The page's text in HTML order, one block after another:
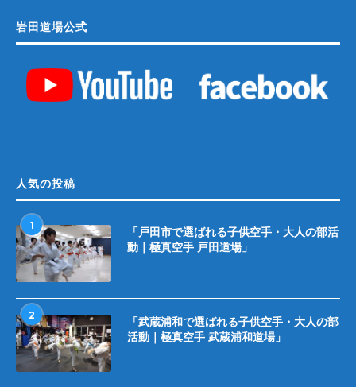
岩田道場公式
人気の投稿
1
「戸田市で選ばれる子供空手・大人の部活
動｜極真空手 戸田道場」
2
「武蔵浦和で選ばれる子供空手・大人の部
活動｜極真空手 武蔵浦和道場」